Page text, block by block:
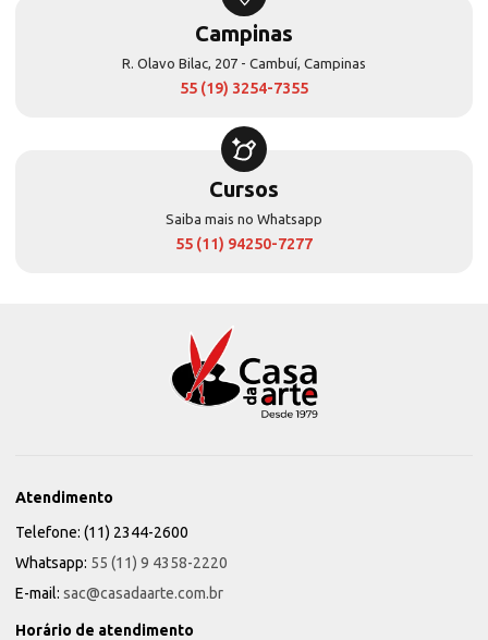
Campinas
R. Olavo Bilac, 207 - Cambuí, Campinas
55 (19) 3254-7355
Cursos
Saiba mais no Whatsapp
55 (11) 94250-7277
Atendimento
Telefone: (11) 2344-2600
Whatsapp: 55 (11) 9 4358-2220
E-mail: sac@casadaarte.com.br
Horário de atendimento